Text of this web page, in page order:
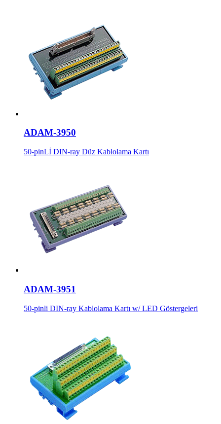
ADAM-3950
50-pinLİ DIN-ray Düz Kablolama Kartı
ADAM-3951
50-pinli DIN-ray Kablolama Kartı w/ LED Göstergeleri